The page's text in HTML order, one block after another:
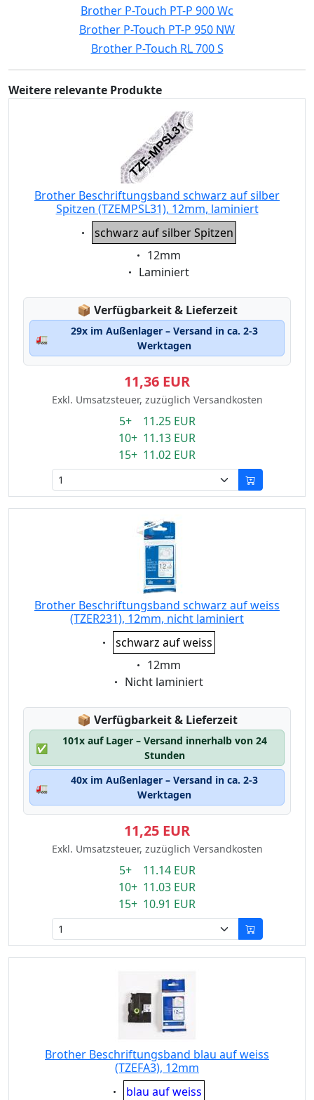
Brother P-Touch PT-P 900 Wc
Brother P-Touch PT-P 950 NW
Brother P-Touch RL 700 S
Weitere relevante Produkte
Brother Beschriftungsband schwarz auf silber
Spitzen (TZEMPSL31), 12mm, laminiert
Eigenschaft:
schwarz auf silber Spitzen
Eigenschaft:
12mm
Eigenschaft:
Laminiert
📦 Lagerstatus:
Verfügbarkeit & Lieferzeit
🚛
29x im Außenlager – Versand in ca. 2-3
Werktagen
11,36 EUR
Exkl. Umsatzsteuer, zuzüglich Versandkosten
5+ 11.25 EUR
10+ 11.13 EUR
15+ 11.02 EUR
Brother Beschriftungsband schwarz auf weiss
(TZER231), 12mm, nicht laminiert
Eigenschaft:
schwarz auf weiss
Eigenschaft:
12mm
Eigenschaft:
Nicht laminiert
📦 Lagerstatus:
Verfügbarkeit & Lieferzeit
✅
101x auf Lager – Versand innerhalb von 24
Stunden
🚛
40x im Außenlager – Versand in ca. 2-3
Werktagen
11,25 EUR
Exkl. Umsatzsteuer, zuzüglich Versandkosten
5+ 11.14 EUR
10+ 11.03 EUR
15+ 10.91 EUR
Brother Beschriftungsband blau auf weiss
(TZEFA3), 12mm
Eigenschaft:
blau auf weiss